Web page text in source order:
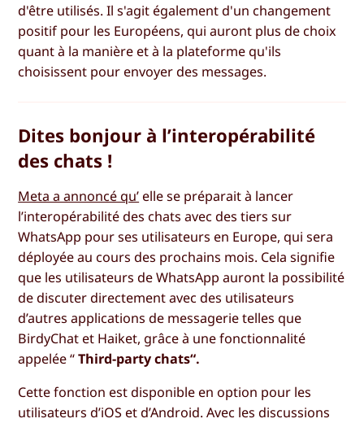
d'être utilisés. Il s'agit également d'un changement
positif pour les Européens, qui auront plus de choix
quant à la manière et à la plateforme qu'ils
choisissent pour envoyer des messages.
Dites bonjour à l’interopérabilité
des chats !
Meta a annoncé qu’ elle se préparait à lancer
l’interopérabilité des chats avec des tiers sur
WhatsApp pour ses utilisateurs en Europe, qui sera
déployée au cours des prochains mois. Cela signifie
que les utilisateurs de WhatsApp auront la possibilité
de discuter directement avec des utilisateurs
d’autres applications de messagerie telles que
BirdyChat et Haiket, grâce à une fonctionnalité
appelée “Third-party chats“.
Cette fonction est disponible en option pour les
utilisateurs d’iOS et d’Android. Avec les discussions